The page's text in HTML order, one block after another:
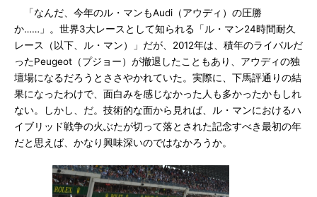
「なんだ、今年のル・マンもAudi（アウディ）の圧勝
か……」。世界3大レースとして知られる「ル・マン24時間耐久
レース（以下、ル・マン）」だが、2012年は、積年のライバルだ
ったPeugeot（プジョー）が撤退したこともあり、アウディの独
壇場になるだろうとささやかれていた。実際に、下馬評通りの結
果になったわけで、面白みを感じなかった人も多かったかもしれ
ない。しかし、だ。技術的な面から見れば、ル・マンにおけるハ
イブリッド戦争の火ぶたが切って落とされた記念すべき最初の年
だと思えば、かなり興味深いのではなかろうか。